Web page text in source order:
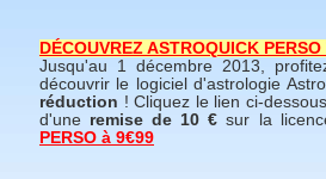
DÉCOUVREZ ASTROQUICK
Jusqu'au 1 décembre 2013,
découvrir le logiciel d'astrologie
réduction ! Cliquez le lien ci-
d'une remise de 10 € sur la
PERSO à 9€99